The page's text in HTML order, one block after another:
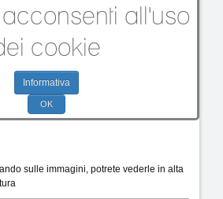
all'uso
cookie
Informativa
OK
vi proponiamo le
dettagliate della
nostro solito,
di immagini disponibili, divideremo
seguiteci ed a breve potrete godervi le
sulle immagini, potrete vederle in alta